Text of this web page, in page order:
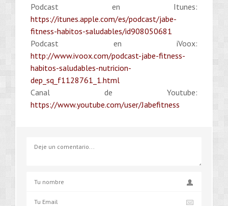
Podcast en Itunes:
https://itunes.apple.com/es/podcast/jabe-
fitness-habitos-saludables/id908050681
Podcast en iVoox:
http://www.ivoox.com/podcast-jabe-fitness-
habitos-saludables-nutricion-
dep_sq_f1128761_1.html
Canal de Youtube:
https://www.youtube.com/user/Jabefitness